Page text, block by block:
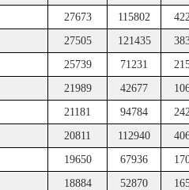
27673 115802
27505 121435
25739 71231
21989 42677
21181 94784
20811 112940
19650 67936
18884 52870